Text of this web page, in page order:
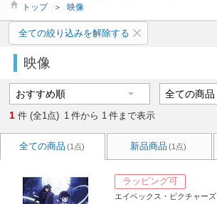
トップ ＞ 映像
全ての絞り込みを解除する
映像
1 件 (全1点) 1 件から 1 件まで表示
全ての商品 (1点) 新品商品 (1点)
ラッピング可
エイベックス・ピクチャーズ